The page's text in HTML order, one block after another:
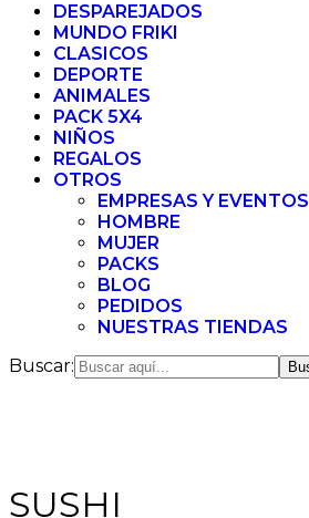
DESPAREJADOS
MUNDO FRIKI
CLASICOS
DEPORTE
ANIMALES
PACK 5X4
NIÑOS
REGALOS
OTROS
EMPRESAS Y EVENTOS
HOMBRE
MUJER
PACKS
BLOG
PEDIDOS
NUESTRAS TIENDAS
Buscar:
SUSHI